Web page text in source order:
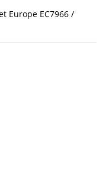
Europe EC7966 /